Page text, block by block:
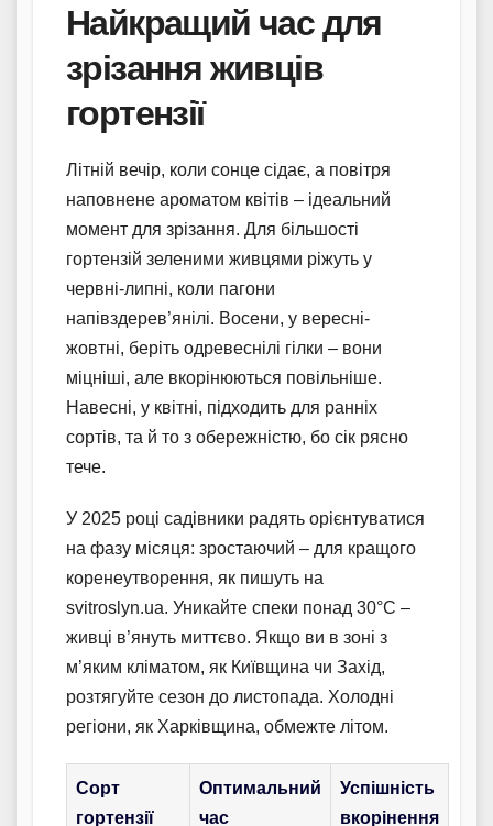
Найкращий час для
зрізання живців
гортензії
Літній вечір, коли сонце сідає, а повітря
наповнене ароматом квітів – ідеальний
момент для зрізання. Для більшості
гортензій зеленими живцями ріжуть у
червні-липні, коли пагони
напівздерев’янілі. Восени, у вересні-
жовтні, беріть одревеснілі гілки – вони
міцніші, але вкорінюються повільніше.
Навесні, у квітні, підходить для ранніх
сортів, та й то з обережністю, бо сік рясно
тече.
У 2025 році садівники радять орієнтуватися
на фазу місяця: зростаючий – для кращого
коренеутворення, як пишуть на
svitroslyn.ua. Уникайте спеки понад 30°C –
живці в’януть миттєво. Якщо ви в зоні з
м’яким кліматом, як Київщина чи Захід,
розтягуйте сезон до листопада. Холодні
регіони, як Харківщина, обмежте літом.
Сорт
гортензії
Оптимальний
час
Успішність
вкорінення